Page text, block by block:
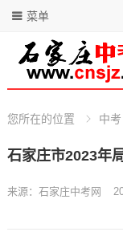
菜单
您所在的位置 中考
石家庄市2023年
来源： 石家庄中考网